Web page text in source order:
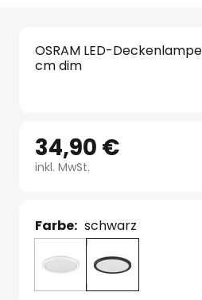
OSRAM LED-
cm dim
34,90 €
inkl. MwSt.
Farbe: schwarz